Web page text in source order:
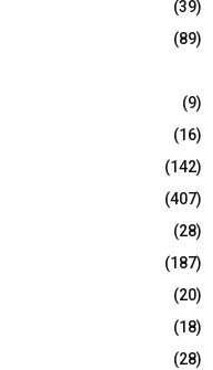
(39)
(89)
(9)
(16)
(142)
(407)
(28)
(187)
(20)
(18)
(28)